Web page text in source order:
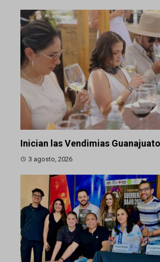
Inician las Vendimias
3 agosto, 2026